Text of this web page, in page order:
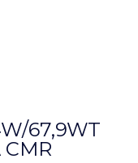
67,9WT